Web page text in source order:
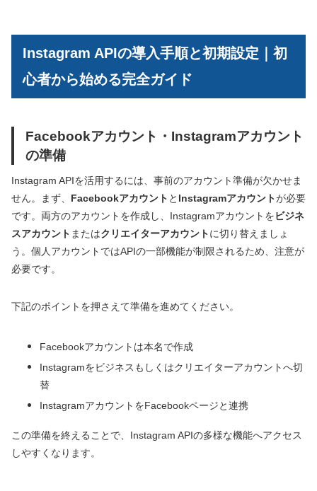
Instagram APIの導入手順と初期設定｜初
心者から始める完全ガイド
Facebookアカウント・Instagramアカウント
の準備
Instagram APIを活用するには、事前のアカウント準備が欠かせま
せん。まず、 Facebookアカウント と Instagramアカウントが必要
です。両方のアカウントを作成し、Instagramアカウントをビジネ
スアカウント またはクリエイターアカウントに切り替えましょ
う。個人アカウントではAPIの一部機能が制限されるため、注意が
必要です。
下記のポイントを押さえて準備を進めてください。
Facebookアカウントは本名で作成
Instagramをビジネスもしくはクリエイターアカウントへ切
替
InstagramアカウントをFacebookページと連携
この準備を終えることで、Instagram APIの多様な機能へアクセス
しやすくなります。